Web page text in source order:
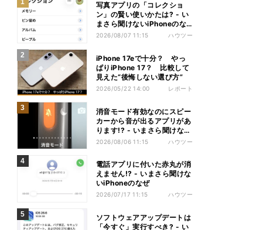
写真アプリの「コレクショ
ン」の賢い使いかたは? - い
まさら聞けないiPhoneのな
ぜ
2026/08/07 11:15 ハウツー
iPhone 17eで十分？ やっ
ぱりiPhone 17？ 比較して
見えた“後悔しない選び方”
2026/05/22 14:00 レポート
消音モード有効なのにスピー
カーから音が出るアプリがあ
ります!? - いまさら聞けない
iPhoneのなぜ
2026/08/06 11:15 ハウツー
電話アプリに付いた赤丸が消
えません!? - いまさら聞けな
いiPhoneのなぜ
2026/07/17 11:15 ハウツー
ソフトウェアアップデートは
「今すぐ」実行すべき? - い